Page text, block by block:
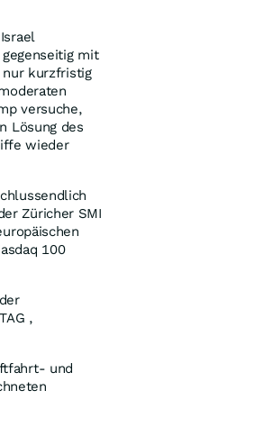
mit
nur kurzfristig
versuche,
Lösung des
wieder
Züricher SMI
100
,
und